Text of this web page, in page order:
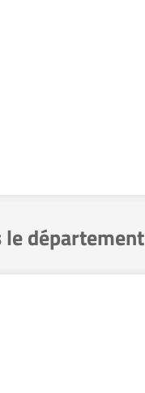
département